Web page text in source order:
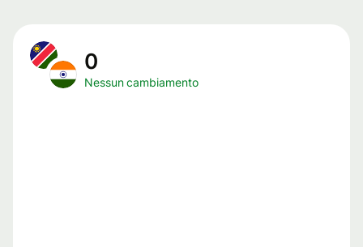
0
Nessun cambiamento